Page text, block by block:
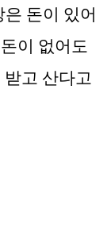
돈이 있어
이 없어도
고 산다고